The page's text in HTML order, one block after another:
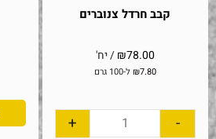
קבב חרדל צנוברים
₪78.00 / יח'
₪7.80 ל-100 גרם
-
+